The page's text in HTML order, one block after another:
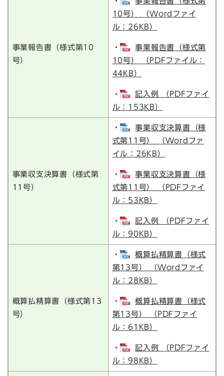
事業報告書（様式第10
号）
10号） （Wordファイ
ル：26KB）
・
事業報告書（様式第
10号） （PDFファイル：
44KB）
・
記入例 （PDFファイ
ル：153KB）
事業収支決算書（様式第
11号）
・
事業収支決算書（様
式第11号） （Wordファ
イル：26KB）
・
事業収支決算書（様
式第11号） （PDFファイ
ル：53KB）
・
記入例 （PDFファイ
ル：90KB）
概算払精算書（様式第13
号）
・
概算払精算書（様式
第13号） （Wordファイ
ル：28KB）
・
概算払精算書（様式
第13号） （PDFファイ
ル：61KB）
・
記入例 （PDFファイ
ル：98KB）